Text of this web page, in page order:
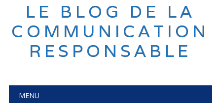
LE BLOG DE LA
COMMUNICATION
RESPONSABLE
Main menu
MENU